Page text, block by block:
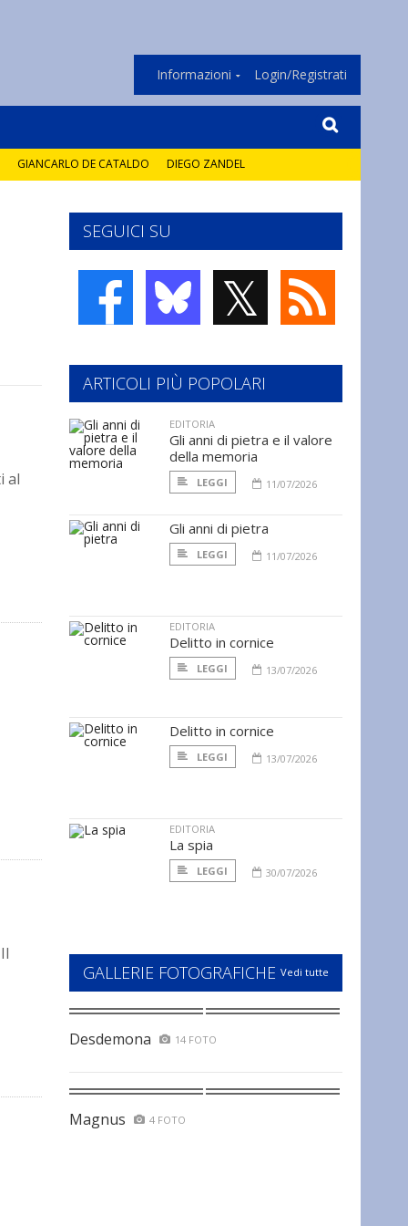
Informazioni Login/Registrati
GIANCARLO DE CATALDO DIEGO ZANDEL
al
SEGUICI SU
𝕏
ARTICOLI PIÙ POPOLARI
EDITORIA
Gli anni di pietra e il valore
della memoria
LEGGI 11/07/2026
Gli anni di pietra
LEGGI 11/07/2026
EDITORIA
Delitto in cornice
LEGGI 13/07/2026
Delitto in cornice
LEGGI 13/07/2026
EDITORIA
La spia
LEGGI 30/07/2026
GALLERIE FOTOGRAFICHE Vedi tutte
Desdemona 14 FOTO
Magnus 4 FOTO